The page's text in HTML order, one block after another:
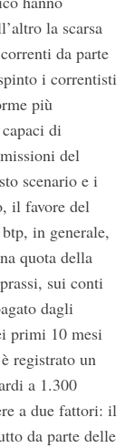
la scarsa
da parte
i correntisti
più
di
del
scenario e i
il favore del
in generale,
quota della
sui conti
dagli
primi 10 mesi
registrato un
a 1.300
a due fattori: il
da parte delle